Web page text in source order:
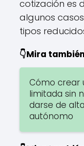
cotización es
algunos
tipos
👇Mira también
Cómo crear
limitada sin
darse de
autónomo